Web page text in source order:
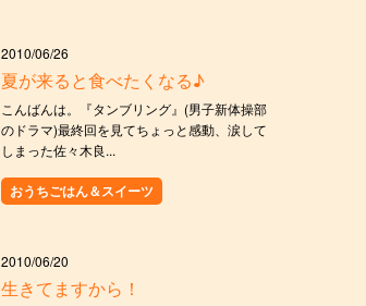
2010/06/26
夏が来ると食べたくなる♪
こんばんは。『タンブリング』(男子新体操部
のドラマ)最終回を見てちょっと感動、涙して
しまった佐々木良...
おうちごはん＆スイーツ
2010/06/20
生きてますから！